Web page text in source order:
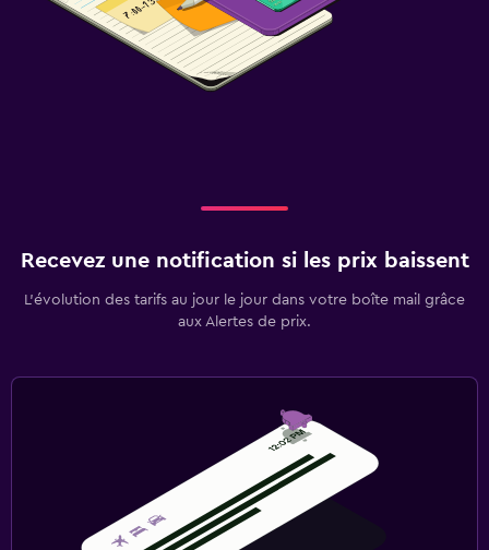
Recevez une notification si les prix baissent
L’évolution des tarifs au jour le jour dans votre boîte mail grâce
aux Alertes de prix.